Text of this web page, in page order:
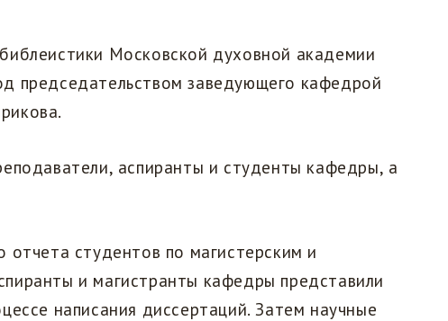
Московской духовной академии
председательством заведующего кафедрой
аспиранты и студенты кафедры, а
отчета студентов по магистерским и
и магистранты кафедры представили
написания диссертаций. Затем научные